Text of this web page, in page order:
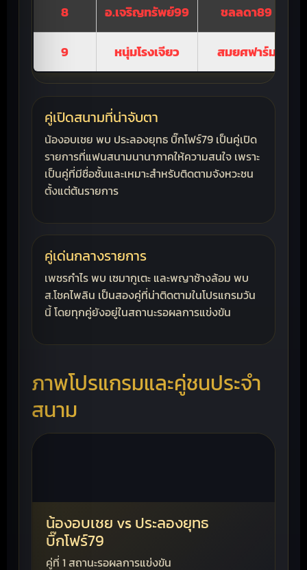
8 อ.เจริญทรัพย์99 ชลลดา89
9 หนุ่มโรงเจียว สมยศฟาร์ม
คู่เปิดสนามที่น่าจับตา
น้องอบเชย พบ ประลองยุทธ บิ๊กโฟร์79 เป็นคู่เปิด
รายการที่แฟนสนามนานาภาคให้ความสนใจ เพราะ
เป็นคู่ที่มีชื่อชั้นและเหมาะสำหรับติดตามจังหวะชน
ตั้งแต่ต้นรายการ
คู่เด่นกลางรายการ
เพชรกำไร พบ เซมากูเตะ และพญาช้างล้อม พบ
ส.โชคไพลิน เป็นสองคู่ที่น่าติดตามในโปรแกรมวัน
นี้ โดยทุกคู่ยังอยู่ในสถานะรอผลการแข่งขัน
ภาพโปรแกรมและคู่ชนประจำ
สนาม
น้องอบเชย vs ประลองยุทธ
บิ๊กโฟร์79
คู่ที่ 1 สถานะรอผลการแข่งขัน